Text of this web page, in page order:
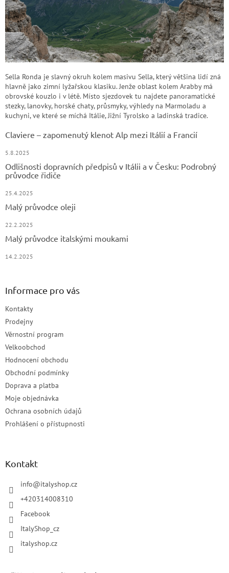
Sella Ronda je slavný okruh kolem masivu Sella, který většina lidí zná
hlavně jako zimní lyžařskou klasiku. Jenže oblast kolem Arabby má
obrovské kouzlo i v létě. Místo sjezdovek tu najdete panoramatické
stezky, lanovky, horské chaty, průsmyky, výhledy na Marmoladu a
kuchyni, ve které se míchá Itálie, Jižní Tyrolsko a ladinská tradice.
Claviere – zapomenutý klenot Alp mezi Itálií a Francií
5.8.2025
Odlišnosti dopravních předpisů v Itálii a v Česku: Podrobný
průvodce řidiče
25.4.2025
Malý průvodce oleji
22.2.2025
Malý průvodce italskými moukami
14.2.2025
Informace pro vás
Kontakty
Prodejny
Věrnostní program
Velkoobchod
Hodnocení obchodu
Obchodní podmínky
Doprava a platba
Moje objednávka
Ochrana osobních údajů
Prohlášení o přístupnosti
Kontakt
info@italyshop.cz
+420314008310
Facebook
ItalyShop_cz
italyshop.cz